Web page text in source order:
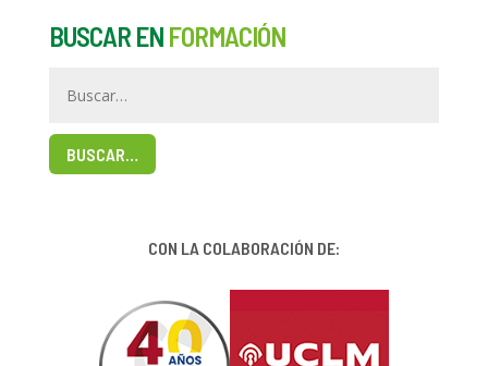
BUSCAR EN FORMACIÓN
BUSCAR…
CON LA COLABORACIÓN DE: